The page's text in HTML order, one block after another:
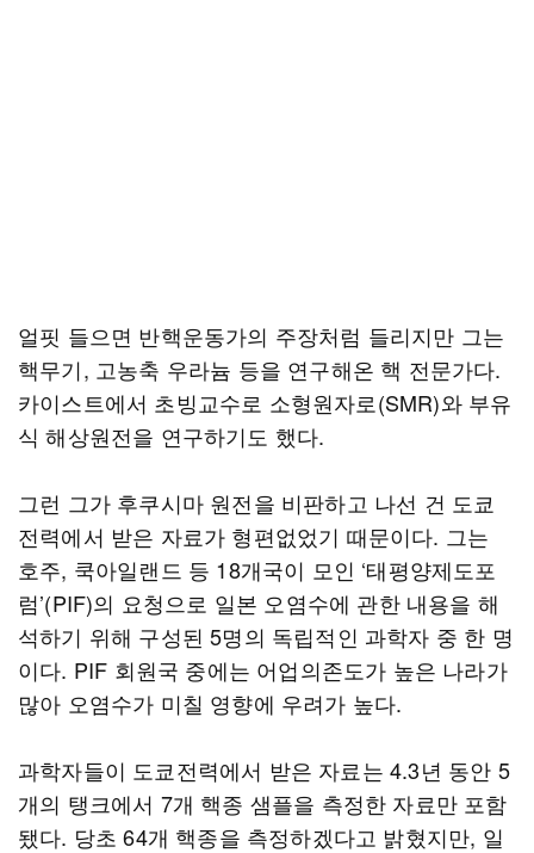
얼핏 들으면 반핵운동가의 주장처럼 들리지만 그는
핵무기, 고농축 우라늄 등을 연구해온 핵 전문가다.
카이스트에서 초빙교수로 소형원자로(SMR)와 부유
식 해상원전을 연구하기도 했다.
그런 그가 후쿠시마 원전을 비판하고 나선 건 도쿄
전력에서 받은 자료가 형편없었기 때문이다. 그는
호주, 쿡아일랜드 등 18개국이 모인 ‘태평양제도포
럼’(PIF)의 요청으로 일본 오염수에 관한 내용을 해
석하기 위해 구성된 5명의 독립적인 과학자 중 한 명
이다. PIF 회원국 중에는 어업의존도가 높은 나라가
많아 오염수가 미칠 영향에 우려가 높다.
과학자들이 도쿄전력에서 받은 자료는 4.3년 동안 5
개의 탱크에서 7개 핵종 샘플을 측정한 자료만 포함
됐다. 당초 64개 핵종을 측정하겠다고 밝혔지만, 일